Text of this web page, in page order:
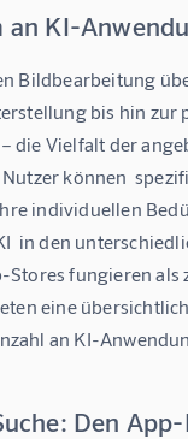
an KI-
Bildbearbeitung
bis hin zur
die Vielfalt der
können
individuellen
in den
Stores fungieren als
eine
an KI-
Den